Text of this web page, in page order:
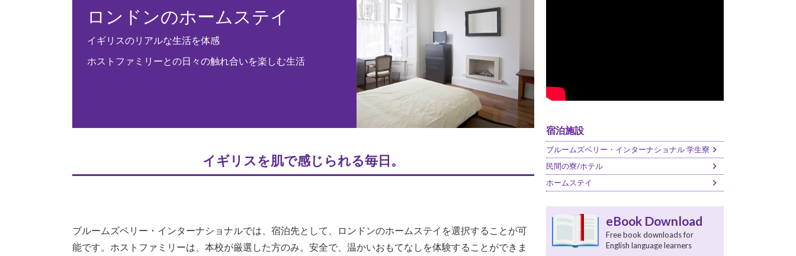
ロンドンのホームステイ
イギリスのリアルな生活を体感
ホストファミリーとの日々の触れ合いを楽しむ生活
イギリスを肌で感じられる毎日。
ブルームズベリー・インターナショナルでは、宿泊先として、ロンドンのホームステイを選択することが可
能です。ホストファミリーは、本校が厳選した方のみ。安全で、温かいおもてなしを体験することができま
宿泊施設
ブルームズベリー・インターナショナル 学生寮
民間の寮/ホテル
ホームステイ
eBook Download
Free book downloads for
English language learners